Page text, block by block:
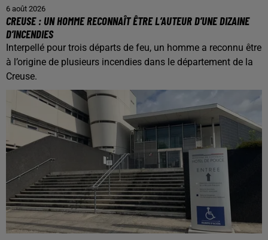
6 août 2026
CREUSE : UN HOMME RECONNAÎT ÊTRE L’AUTEUR D’UNE DIZAINE
D’INCENDIES
Interpellé pour trois départs de feu, un homme a reconnu être
à l’origine de plusieurs incendies dans le département de la
Creuse.